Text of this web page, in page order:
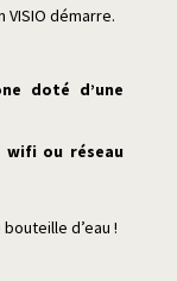
démarre.
doté d’une
ou réseau
d’eau !